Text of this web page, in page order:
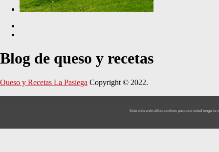
Blog de queso y recetas
Queso y Recetas La Pasiega Copyright © 2022.
Este sitio web utiliza cookies para que usted tenga la